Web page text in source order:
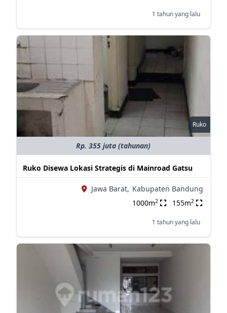
1 tahun yang lalu
Ruko
Rp. 355 juta (tahunan)
Ruko Disewa Lokasi Strategis di Mainroad Gatsu
Jawa Barat, Kabupaten Bandung
1000m2 155m2
1 tahun yang lalu